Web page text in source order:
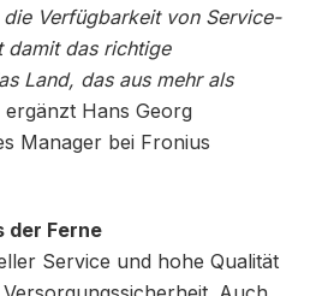
Verfügbarkeit von Service-
damit das richtige
Land, das aus mehr als
ergänzt Hans Georg
Manager bei Fronius
der Ferne
Service und hohe Qualität